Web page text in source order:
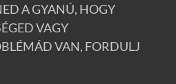
A GYANÚ, HOGY
VAGY
VAN, FORDULJ